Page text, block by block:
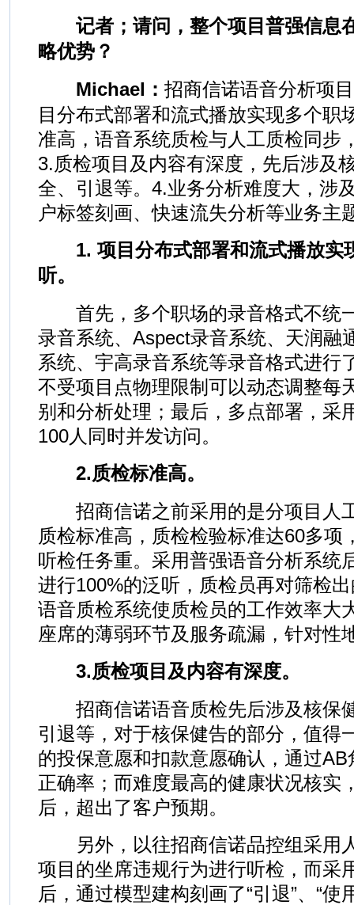
记者；请问，整个项目普强信息
略优势？
Michael： 招商信诺语音分析项
目分布式部署和流式播放实现多个职
准高，语音系统质检与人工质检同步
3.质检项目及内容有深度，先后涉及
全、引退等。4.业务分析难度大，涉
户标签刻画、快速流失分析等业务主
1. 项目分布式部署和流式播放实
听。
首先，多个职场的录音格式不统
录音系统、Aspect录音系统、天润融
系统、宇高录音系统等录音格式进行
不受项目点物理限制可以动态调整每
别和分析处理；最后，多点部署，采
100人同时并发访问。
2.质检标准高。
招商信诺之前采用的是分项目人
质检标准高，质检检验标准达60多项
听检任务重。采用普强语音分析系统
进行100%的泛听，质检员再对筛检
语音质检系统使质检员的工作效率大
座席的薄弱环节及服务疏漏，针对性
3.质检项目及内容有深度。
招商信诺语音质检先后涉及核保
引退等，对于核保健告的部分，值得
的投保意愿和扣款意愿确认，通过
正确率；而难度最高的健康状况核实
后，超出了客户预期。
另外，以往招商信诺品控组采用
项目的坐席违规行为进行听检，而采
后，通过模型建构刻画了“引退”、“使